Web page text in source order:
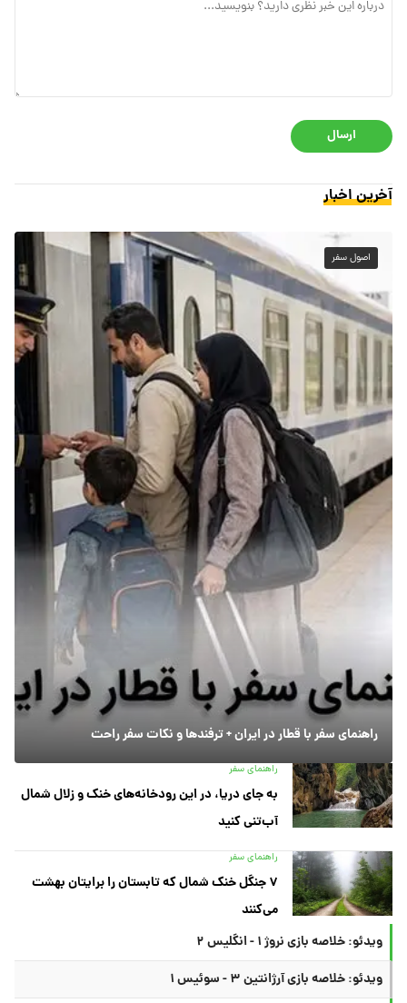
ارسال
آخرین اخبار
اصول سفر
راهنمای سفر با قطار در ایران + ترفندها و نکات سفر راحت
راهنمای سفر
به جای دریا، در این رودخانه‌های خنک و زلال شمال
آب‌تنی کنید
راهنمای سفر
۷ جنگل خنک شمال که تابستان را برایتان بهشت
می‌کنند
ویدئو: خلاصه بازی نروژ ۱ - انگلیس ۲
ویدئو: خلاصه بازی آرژانتین ۳ - سوئیس ۱